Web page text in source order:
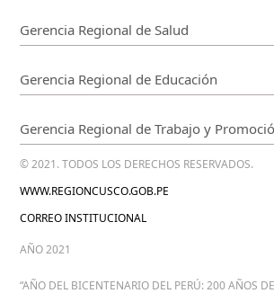
Gerencia Regional de Salud
Gerencia Regional de Educación
Gerencia Regional de Trabajo y
© 2021. TODOS LOS DERECHOS RESERVADOS.
WWW.REGIONCUSCO.GOB.PE
CORREO INSTITUCIONAL
AÑO 2021
“AÑO DEL BICENTENARIO DEL PERÚ: 200 AÑOS